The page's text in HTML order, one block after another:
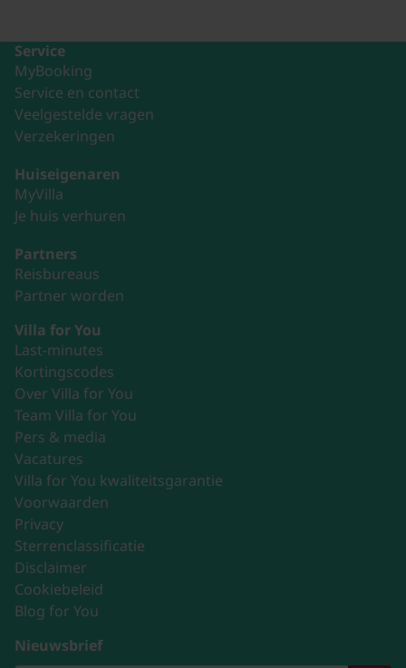
Service
MyBooking
Service en contact
Veelgestelde vragen
Verzekeringen
Huiseigenaren
MyVilla
Je huis verhuren
Partners
Reisbureaus
Partner worden
Villa for You
Last-minutes
Kortingscodes
Over Villa for You
Team Villa for You
Pers & media
Vacatures
Villa for You kwaliteitsgarantie
Voorwaarden
Privacy
Sterrenclassificatie
Disclaimer
Cookiebeleid
Blog for You
Nieuwsbrief